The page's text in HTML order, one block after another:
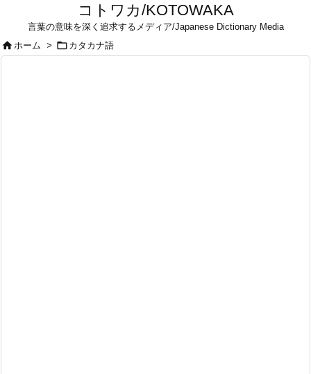
コトワカ/KOTOWAKA
言葉の意味を深く追求するメディア/Japanese Dictionary Media
ホーム >  カタカナ語